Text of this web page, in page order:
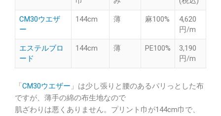
CM30ウエザ
ー
144cm 薄 麻100%
4,620
円/m
エステルブロ
ード
144cm 薄 PE100%
3,190
円/m
「CM30ウエザー 」は少し張りと腰のあるパリっとした布
ですが、薄手の綿の布生地なので
肌ざわりは悪くありません。プリント巾が144cm巾で、